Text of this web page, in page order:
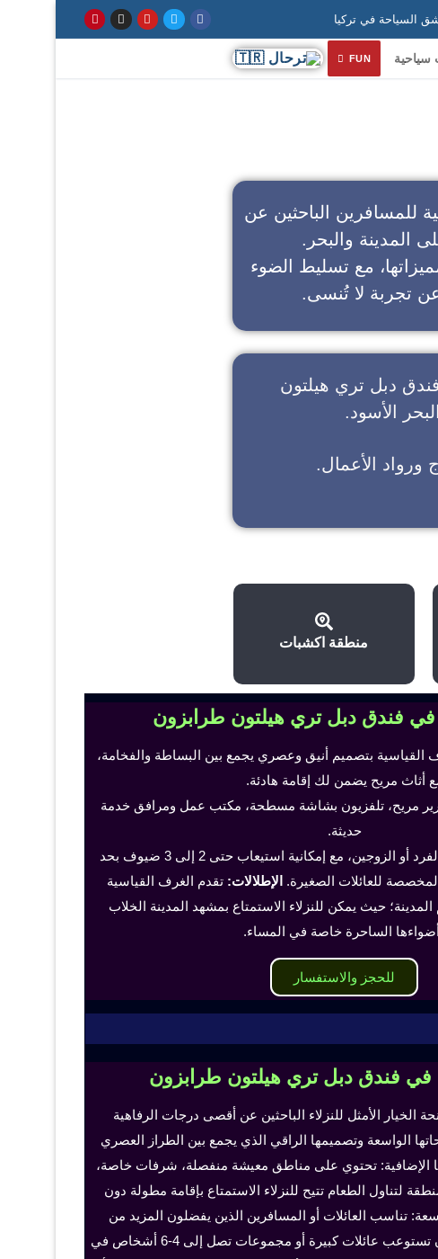
سياحية FUN
للمسافرين الباحثين عن
المدينة والبحر.
مع تسليط الضوء
عن تجربة لا تُنسى.
فندق دبل تري هيلتون
الأسود.
ورواد الأعمال.
منطقة اكشبات
في فندق دبل تري هيلتون طرابزون
القياسية بتصميم أنيق وعصري يجمع بين البساطة والفخامة،
أثاث مريح يضمن لك إقامة هادئة.
مريح، تلفزيون بشاشة مسطحة، مكتب عمل ومرافق خدمة
حديثة.
تناسب هذه الغرف الفرد أو الزوجين، مع إمكانية استيعاب حتى 2 إلى 3 ضيوف بحد
للعائلات الصغيرة. الإطلالات: تقدم الغرف القياسية
حيث يمكن للنزلاء الاستمتاع بمشهد المدينة الخلاب
الساحرة خاصة في المساء.
للحجز والاستفسار
في فندق دبل تري هيلتون طرابزون
الخيار الأمثل للنزلاء الباحثين عن أقصى درجات الرفاهية
الواسعة وتصميمها الراقي الذي يجمع بين الطراز العصري
الإضافية: تحتوي على مناطق معيشة منفصلة، شرفات خاصة،
لتناول الطعام تتيح للنزلاء الاستمتاع بإقامة مطولة دون
تناسب العائلات أو المسافرين الذين يفضلون المزيد من
الخصوصية والراحة، ويمكن أن تستوعب عائلات كبيرة أو مجموعات تصل إلى 4-6 أشخاص في